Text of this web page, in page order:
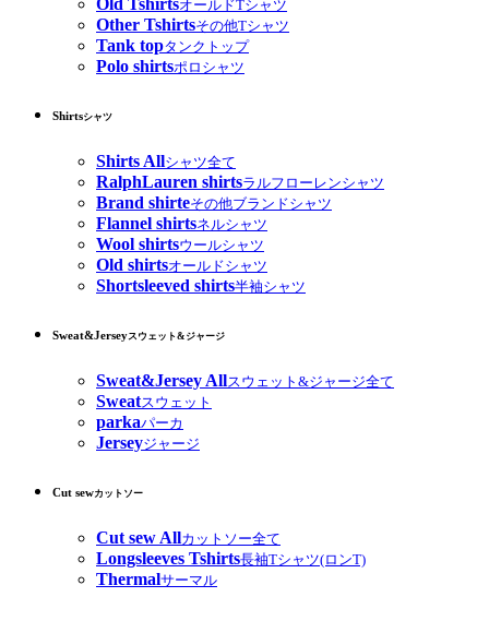
Old TshirtsオールドTシャツ
Other Tshirtsその他Tシャツ
Tank topタンクトップ
Polo shirtsポロシャツ
Shirtsシャツ
Shirts Allシャツ全て
RalphLauren shirtsラルフローレンシャツ
Brand shirteその他ブランドシャツ
Flannel shirtsネルシャツ
Wool shirtsウールシャツ
Old shirtsオールドシャツ
Shortsleeved shirts半袖シャツ
Sweat&Jerseyスウェット&ジャージ
Sweat&Jersey Allスウェット&ジャージ全て
Sweatスウェット
parkaパーカ
Jerseyジャージ
Cut sewカットソー
Cut sew Allカットソー全て
Longsleeves Tshirts長袖Tシャツ(ロンT)
Thermalサーマル